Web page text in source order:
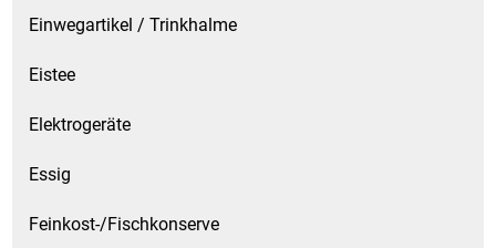
Einwegartikel / Trinkhalme
Eistee
Elektrogeräte
Essig
Feinkost-/Fischkonserve